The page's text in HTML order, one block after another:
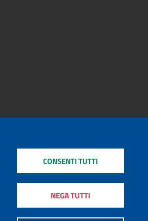
NEGA TUTTI
CONSENTI TUTTI